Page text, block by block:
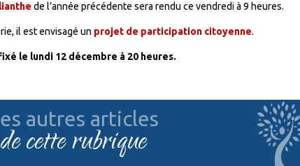
de l’année précédente sera rendu ce vendredi à 9 heures.
il est envisagé un projet de participation citoyenne.
le lundi 12 décembre à 20 heures.
autres articles
de cette rubrique